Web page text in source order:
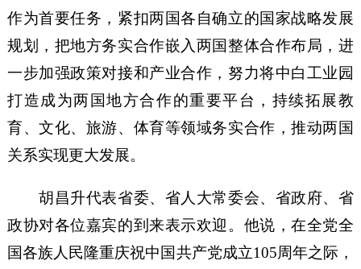
作为首要任务，紧扣两国各自确立的国家战略发展
规划，把地方务实合作嵌入两国整体合作布局，进
一步加强政策对接和产业合作，努力将中白工业园
打造成为两国地方合作的重要平台，持续拓展教
育、文化、旅游、体育等领域务实合作，推动两国
关系实现更大发展。
胡昌升代表省委、省人大常委会、省政府、省
政协对各位嘉宾的到来表示欢迎。他说，在全党全
国各族人民隆重庆祝中国共产党成立105周年之际，